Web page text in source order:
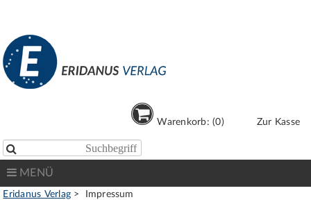
Warenkorb: (0) Zur Kasse

MENÜ
Eridanus Verlag Impressum